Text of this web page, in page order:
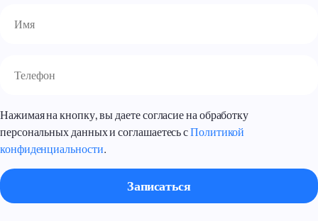
Нажимая на кнопку, вы даете согласие на обработку
персональных данных и соглашаетесь сПолитикой
конфиденциальности.